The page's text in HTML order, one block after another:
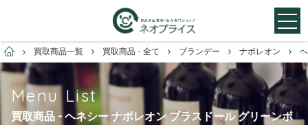
お酒買取専門店ネオプライス
買取商品一覧 買取商品 - 全て ブランデー ナポレオン
Menu List
買取商品 - ヘネシー ナポレオン ブラスドール グリーンボ